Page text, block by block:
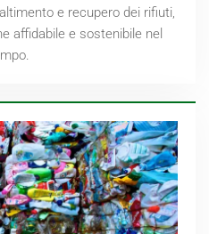
e recupero dei rifiuti,
affidabile e sostenibile nel